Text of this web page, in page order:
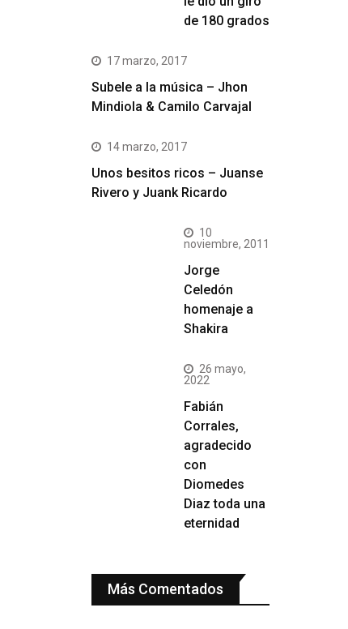
de 180 grados
17 marzo, 2017
Subele a la música – Jhon
Mindiola & Camilo Carvajal
14 marzo, 2017
Unos besitos ricos – Juanse
Rivero y Juank Ricardo
10
noviembre, 2011
Jorge
Celedón
homenaje a
Shakira
26 mayo,
2022
Fabián
Corrales,
agradecido
con
Diomedes
Diaz toda una
eternidad
Más Comentados